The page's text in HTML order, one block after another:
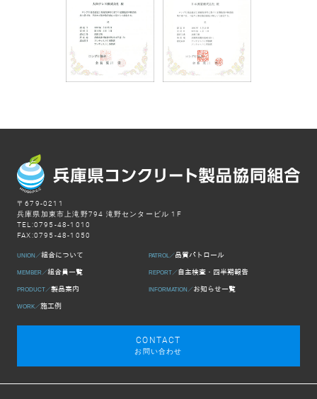
〒679-0211
兵庫県加東市上滝野794 滝野センタービル 1F
TEL:0795-48-1010
FAX:0795-48-1050
UNION／組合について PATROL／品質パトロール
MEMBER／組合員一覧 REPORT／自主検査・四半期報告
PRODUCT／製品案内 INFORMATION／お知らせ一覧
WORK／施工例
CONTACT
お問い合わせ